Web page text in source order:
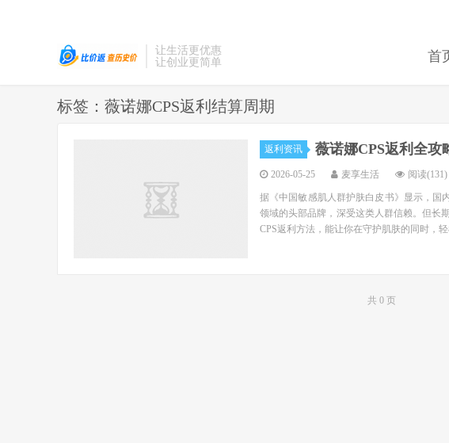
让生活更优惠
让创业更简单
首
标签：薇诺娜CPS返利结算周期
返利资讯 薇诺娜CPS返利全攻
2026-05-25 麦享生活 阅读(131)
据《中国敏感肌人群护肤白皮书》显示，国
领域的头部品牌，深受这类人群信赖。但长
CPS返利方法，能让你在守护肌肤的同时，
共 0 页